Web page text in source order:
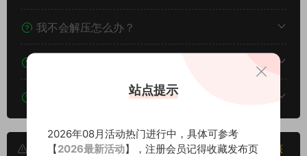
我不会解压怎么办？
该资源能搬运分享吗？
本文资源仅供个人参考学习，请勿批量搬运，一经核
站点提示
2026年08月活动热门进行中，具体可参考
【2026最新活动】，注册会员记得收藏发布页